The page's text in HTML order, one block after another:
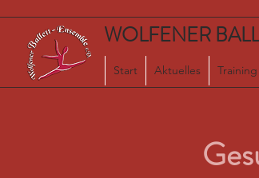
WOLFENER
Start Aktuelles Training